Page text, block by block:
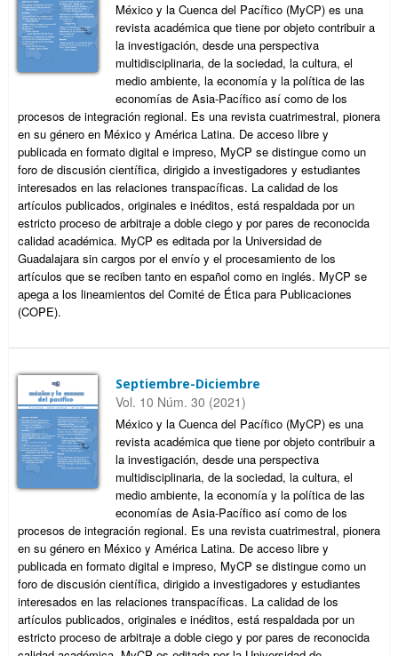
México y la Cuenca del Pacífico (MyCP) es una
revista académica que tiene por objeto contribuir a
la investigación, desde una perspectiva
multidisciplinaria, de la sociedad, la cultura, el
medio ambiente, la economía y la política de las
economías de Asia-Pacífico así como de los
procesos de integración regional. Es una revista cuatrimestral, pionera
en su género en México y América Latina. De acceso libre y
publicada en formato digital e impreso, MyCP se distingue como un
foro de discusión científica, dirigido a investigadores y estudiantes
interesados en las relaciones transpacíficas. La calidad de los
artículos publicados, originales e inéditos, está respaldada por un
estricto proceso de arbitraje a doble ciego y por pares de reconocida
calidad académica. MyCP es editada por la Universidad de
Guadalajara sin cargos por el envío y el procesamiento de los
artículos que se reciben tanto en español como en inglés. MyCP se
apega a los lineamientos del Comité de Ética para Publicaciones
(COPE).
Septiembre-Diciembre
Vol. 10 Núm. 30 (2021)
México y la Cuenca del Pacífico (MyCP) es una
revista académica que tiene por objeto contribuir a
la investigación, desde una perspectiva
multidisciplinaria, de la sociedad, la cultura, el
medio ambiente, la economía y la política de las
economías de Asia-Pacífico así como de los
procesos de integración regional. Es una revista cuatrimestral, pionera
en su género en México y América Latina. De acceso libre y
publicada en formato digital e impreso, MyCP se distingue como un
foro de discusión científica, dirigido a investigadores y estudiantes
interesados en las relaciones transpacíficas. La calidad de los
artículos publicados, originales e inéditos, está respaldada por un
estricto proceso de arbitraje a doble ciego y por pares de reconocida